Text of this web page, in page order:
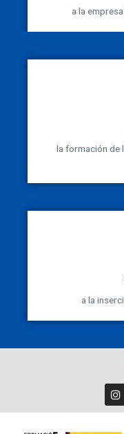
a la
la formación de
a la